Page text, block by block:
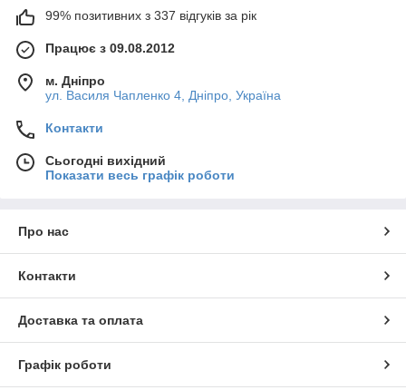
99% позитивних з 337 відгуків за рік
Працює з 09.08.2012
м. Дніпро
ул. Василя Чапленко 4, Дніпро, Україна
Контакти
Сьогодні вихідний
Показати весь графік роботи
Про нас
Контакти
Доставка та оплата
Графік роботи